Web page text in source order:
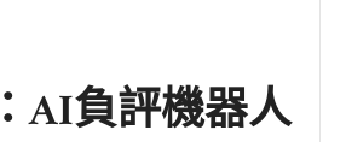
AI負評機器人